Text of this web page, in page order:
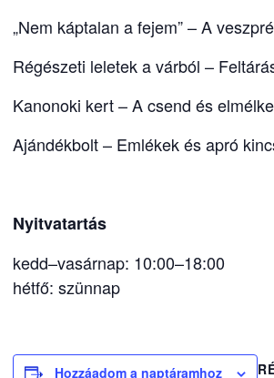
„Nem káptalan a fejem” – A
Régészeti leletek a várból –
Kanonoki kert – A csend és
Ajándékbolt – Emlékek és apró
Nyitvatartás
kedd–vasárnap: 10:00–18:00
hétfő: szünnap
Hozzáadom a naptáramhoz